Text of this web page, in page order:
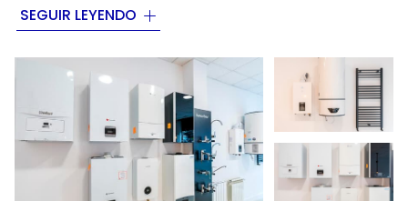
Nuestro equipo de profesionales efectuará un
estudiopormenorizado de la vivienda. En él,
tenemos en cuenta los metros cuadrados a
calentar, el tipo de aislamiento, el clima de la zona, la
dificultad de la instalación, el
presupuestodel que
dispone el cliente... Garantizamos la máxima calidad
y los mejores acabados gracias a nuestra
experiencia en lainstalación de calderas en A
SEGUIR LEYENDO